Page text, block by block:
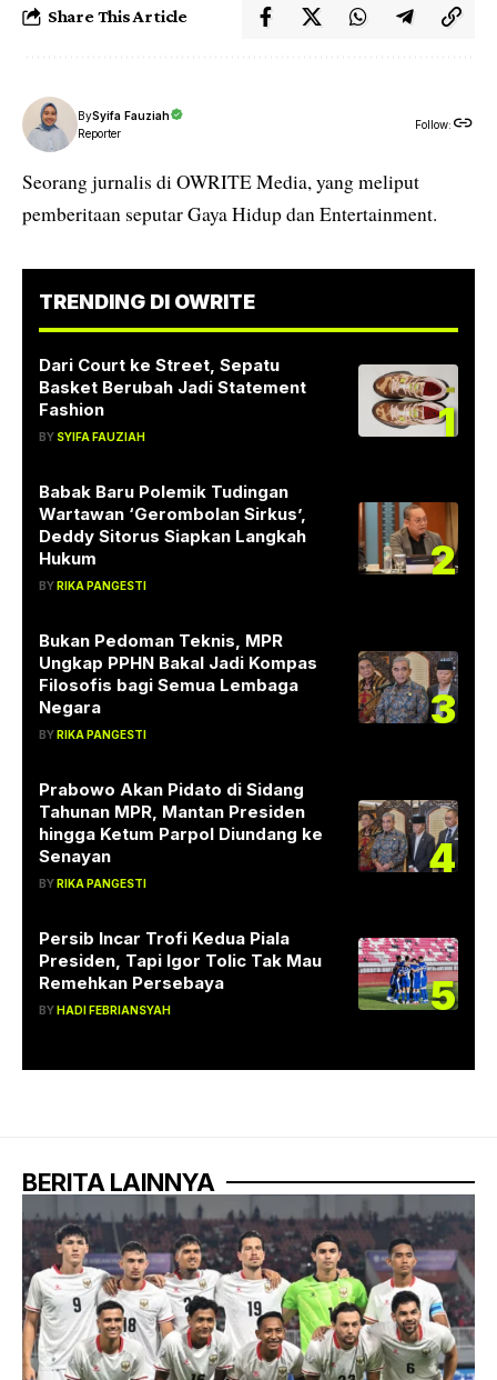
Share This Article
BySyifa Fauziah
Reporter
Follow:
Seorang jurnalis di OWRITE Media, yang meliput
pemberitaan seputar Gaya Hidup dan Entertainment.
TRENDING DI OWRITE
Dari Court ke Street, Sepatu
Basket Berubah Jadi Statement
Fashion
BY SYIFA FAUZIAH 1
Babak Baru Polemik Tudingan
Wartawan ‘Gerombolan Sirkus’,
Deddy Sitorus Siapkan Langkah
Hukum
BYRIKA PANGESTI
2
Bukan Pedoman Teknis, MPR
Ungkap PPHN Bakal Jadi Kompas
Filosofis bagi Semua Lembaga
Negara
BYRIKA PANGESTI
3
Prabowo Akan Pidato di Sidang
Tahunan MPR, Mantan Presiden
hingga Ketum Parpol Diundang ke
Senayan
BYRIKA PANGESTI
4
Persib Incar Trofi Kedua Piala
Presiden, Tapi Igor Tolic Tak Mau
Remehkan Persebaya
BYHADI FEBRIANSYAH 5
BERITA LAINNYA